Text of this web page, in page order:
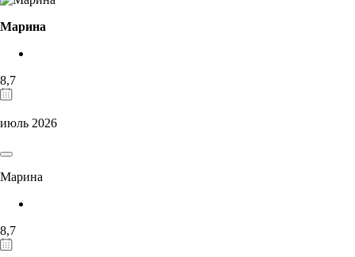
Марина
8,7
июль 2026
Марина
8,7